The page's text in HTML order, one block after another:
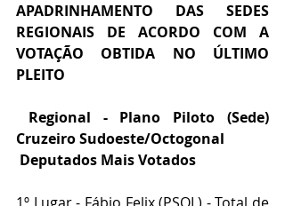
APADRINHAMENTO DAS SEDES
REGIONAIS DE ACORDO COM A
VOTAÇÃO OBTIDA NO ÚLTIMO
PLEITO
Regional - Plano Piloto (Sede)
Cruzeiro Sudoeste/Octogonal
Deputados Mais Votados